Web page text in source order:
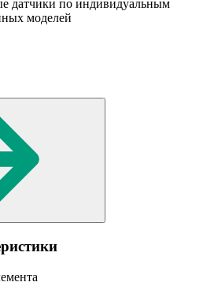
датчики по индивидуальным
моделей